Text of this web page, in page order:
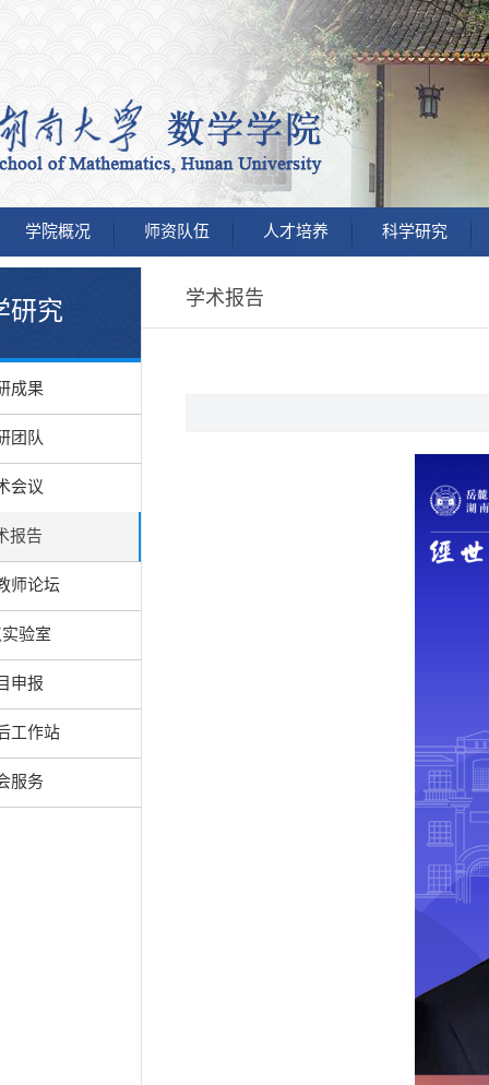
学院概况 师资队伍 人才培养 科学研究
研究
成果
团队
会议
报告
师论坛
验室
申报
工作站
服务
学术报告